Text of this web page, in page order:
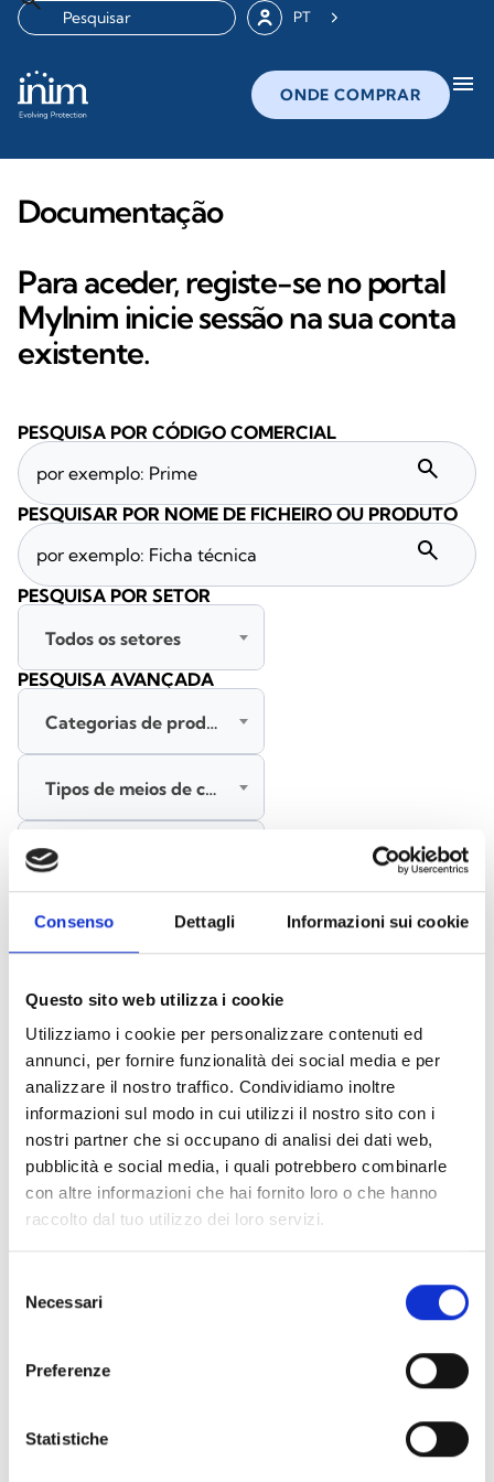
Consenso Dettagli Informazioni sui cookie
Questo sito web utilizza i cookie
Utilizziamo i cookie per personalizzare contenuti ed
annunci, per fornire funzionalità dei social media e per
analizzare il nostro traffico. Condividiamo inoltre
informazioni sul modo in cui utilizzi il nostro sito con i
nostri partner che si occupano di analisi dei dati web,
pubblicità e social media, i quali potrebbero combinarle
con altre informazioni che hai fornito loro o che hanno
raccolto dal tuo utilizzo dei loro servizi.
delNecessari
Preferenze
Statistiche
PT
ONDE COMPRAR menu
Documentação
Para aceder, registe-se no portal
MyInim inicie sessão na sua conta
existente.
Acessórios bases EB00 - Materiais(47)
Acessórios detetores Enea
Acessórios Senseware
Acessórios da Série Industrial
Documentos(6992)
Selecionar tudo
Inicie sessão antes de descarregar os conteúdos
através do íconelock
PESQUISA POR CÓDIGO COMERCIAL
search
PESQUISAR POR NOME DE FICHEIRO OU PRODUTO
search
PESQUISA POR SETOR
Todos os setores
PESQUISA AVANÇADA
Categorias de produtos
Tipos de meios de comunicação
Todas as línguas
LIMPAR FILTROS